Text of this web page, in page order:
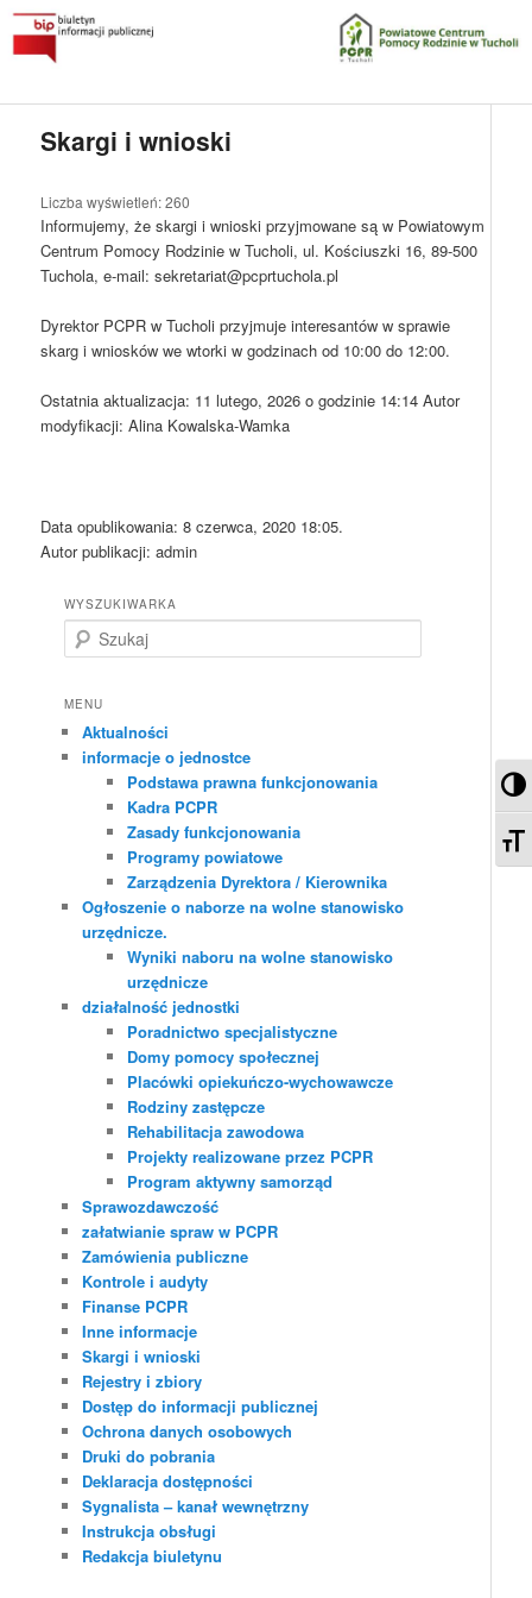
Przeskocz
do
tekstu
Biuletyn Informacji Publicznej
Powiatowe Centrum Pomocy Rodzinie w Tucholi
Główne
Skargi i wnioski
Liczba wyświetleń:260
Informujemy, że skargi i wnioski przyjmowane są w Powiatowym
Centrum Pomocy Rodzinie w Tucholi, ul. Kościuszki 16, 89-500
Tuchola, e-mail: sekretariat@pcprtuchola.pl
Dyrektor PCPR w Tucholi przyjmuje interesantów w sprawie
skarg i wniosków we wtorki w godzinach od 10:00 do 12:00.
Ostatnia aktualizacja: 11 lutego, 2026 o godzinie 14:14 Autor
modyfikacji:Alina Kowalska-Wamka
Data opublikowania: 8 czerwca, 2020 18:05.
Autor publikacji: admin
WYSZUKIWARKA
z
k
MENU
Aktualności
informacje o jednostce
Podstawa prawna funkcjonowania
Kadra PCPR
Zasady funkcjonowania
Programy powiatowe
Zarządzenia Dyrektora / Kierownika
Ogłoszenie o naborze na wolne stanowisko
urzędnicze.
Wyniki naboru na wolne stanowisko
urzędnicze
działalność jednostki
Poradnictwo specjalistyczne
Domy pomocy społecznej
Placówki opiekuńczo-wychowawcze
Rodziny zastępcze
Rehabilitacja zawodowa
Projekty realizowane przez PCPR
Program aktywny samorząd
Sprawozdawczość
załatwianie spraw w PCPR
Zamówienia publiczne
Kontrole i audyty
Finanse PCPR
Inne informacje
Skargi i wnioski
Rejestry i zbiory
Dostęp do informacji publicznej
Ochrona danych osobowych
Druki do pobrania
Deklaracja dostępności
Sygnalista – kanał wewnętrzny
Instrukcja obsługi
Redakcja biuletynu